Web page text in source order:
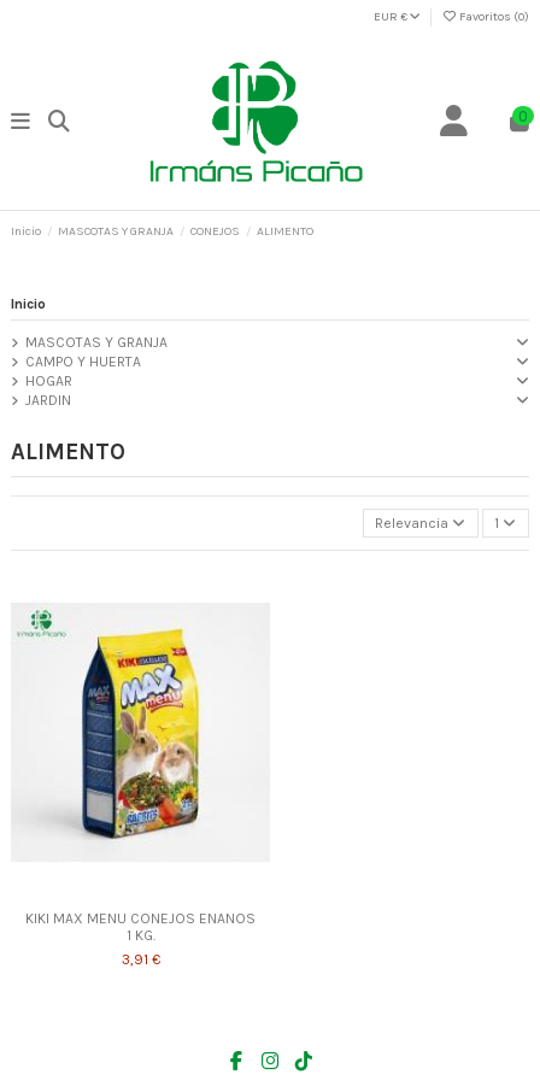
EUR € Favoritos (0)
0
Inicio MASCOTAS Y GRANJA CONEJOS ALIMENTO
ALIMENTO
Relevancia 1
KIKI MAX MENU CONEJOS ENANOS
1 KG.
3,91 €
Inicio
MASCOTAS Y GRANJA
CAMPO Y HUERTA
HOGAR
JARDIN